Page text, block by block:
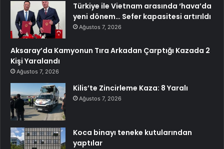
Türkiye ile Vietnam arasında ‘hava’da
yeni dönem… Sefer kapasitesi artırıldı
Ağustos 7, 2026
Aksaray’da Kamyonun Tıra Arkadan Çarptığı Kazada 2
Kişi Yaralandı
Ağustos 7, 2026
Kilis’te Zincirleme Kaza: 8 Yaralı
Ağustos 7, 2026
Koca binayı teneke kutularından
yaptılar